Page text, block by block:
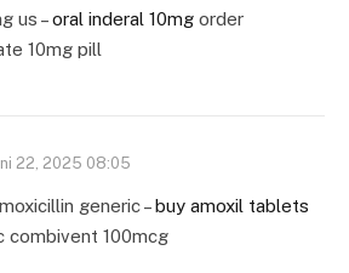
us –oral inderal 10mg order
10mg pill
22, 2025 08:05
generic –buy amoxil tablets
combivent 100mcg